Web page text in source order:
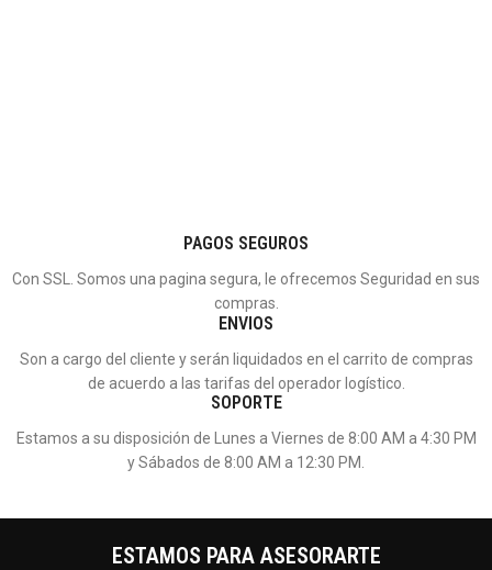
PAGOS SEGUROS
Con SSL. Somos una pagina segura, le ofrecemos Seguridad en sus
compras.
ENVIOS
Son a cargo del cliente y serán liquidados en el carrito de compras
de acuerdo a las tarifas del operador logístico.
SOPORTE
Estamos a su disposición de Lunes a Viernes de 8:00 AM a 4:30 PM
y Sábados de 8:00 AM a 12:30 PM.
ESTAMOS PARA ASESORARTE